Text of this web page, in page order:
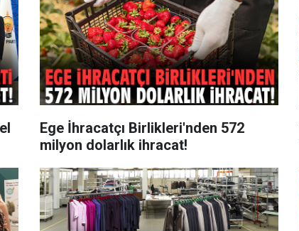
Ege İhracatçı Birlikleri'nden 572
milyon dolarlık ihracat!